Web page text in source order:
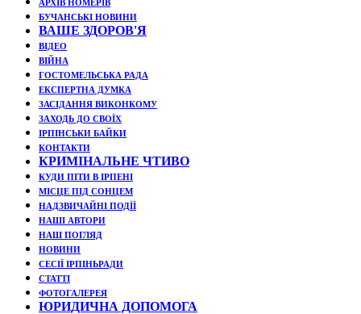
АРХІВ НОМЕРІВ
БУЧАНСЬКІ НОВИНИ
ВАШЕ ЗДОРОВ'Я
ВІДЕО
ВІЙНА
ГОСТОМЕЛЬСЬКА РАДА
ЕКСПЕРТНА ДУМКА
ЗАСІДАННЯ ВИКОНКОМУ
ЗАХОДЬ ДО СВОЇХ
ІРПІНСЬКИ БАЙКИ
КОНТАКТИ
КРИМІНАЛЬНЕ ЧТИВО
КУДИ ПІТИ В ІРПЕНІ
МІСЦЕ ПІД СОНЦЕМ
НАДЗВИЧАЙНІ ПОДЇЇ
НАШІ АВТОРИ
НАШ ПОГЛЯД
НОВИНИ
СЕСІЇ ІРПІНЬРАДИ
СТАТТІ
ФОТОГАЛЕРЕЯ
ЮРИДИЧНА ДОПОМОГА